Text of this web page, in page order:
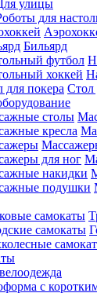
улицы
для
Бильярд
Стол